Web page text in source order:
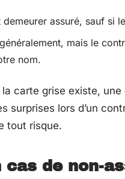
assuré, sauf si
mais le
nom.
carte grise existe,
surprises lors d’un
tout risque.
de non-